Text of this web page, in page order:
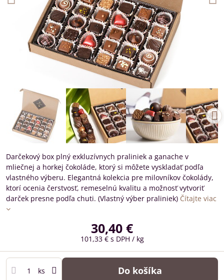
Darčekový box plný exkluzívnych praliniek a ganache v
mliečnej a horkej čokoláde, ktorý si môžete vyskladať podľa
vlastného výberu. Elegantná kolekcia pre milovníkov čokolády,
ktorí ocenia čerstvosť, remeselnú kvalitu a možnosť vytvoriť
darček presne podľa chuti. (Vlastný výber praliniek) Čítajte viac
30,40 €
101,33 € s DPH / kg
ks Do košíka